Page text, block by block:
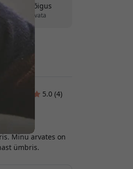
tagastusõigus
- ilma vaevata
5.0 (4)
Minu arvates on
ümbris.